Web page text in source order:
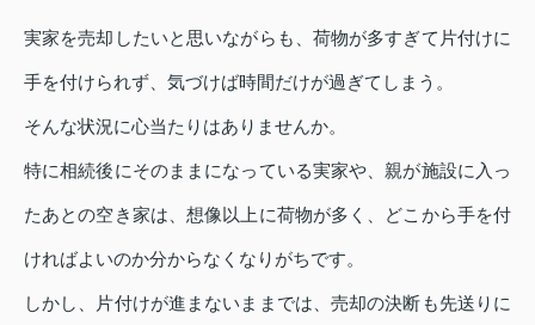
実家を売却したいと思いながらも、荷物が多すぎて片付けに
手を付けられず、気づけば時間だけが過ぎてしまう。
そんな状況に心当たりはありませんか。
特に相続後にそのままになっている実家や、親が施設に入っ
たあとの空き家は、想像以上に荷物が多く、どこから手を付
ければよいのか分からなくなりがちです。
しかし、片付けが進まないままでは、売却の決断も先送りに